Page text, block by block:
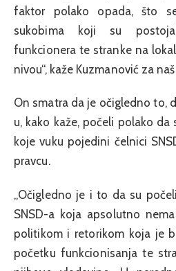
faktor polako opada, što
sukobima koji su
funkcionera te stranke na
nivou“, kaže Kuzmanović za
On smatra da je očigledno to,
u, kako kaže, počeli polako
koje vuku pojedini čelnici
pravcu.
„Očigledno je i to da su
SNSD-a koja apsolutno
politikom i retorikom koja je
početku funkcionisanja te